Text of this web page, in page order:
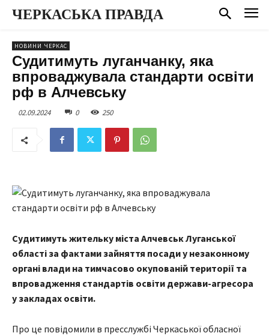
ЧЕРКАСЬКА ПРАВДА
НОВИНИ ЧЕРКАС
Судитимуть луганчанку, яка
впроваджувала стандарти освіти
рф в Алчевську
02.09.2024 0 250
Судитимуть жительку міста Алчевськ Луганської
області за фактами зайняття посади у незаконному
органі влади на тимчасово окупованій території та
впровадження стандартів освіти держави-агресора
у закладах освіти.
Про це повідомили в пресслужбі Черкаської обласної